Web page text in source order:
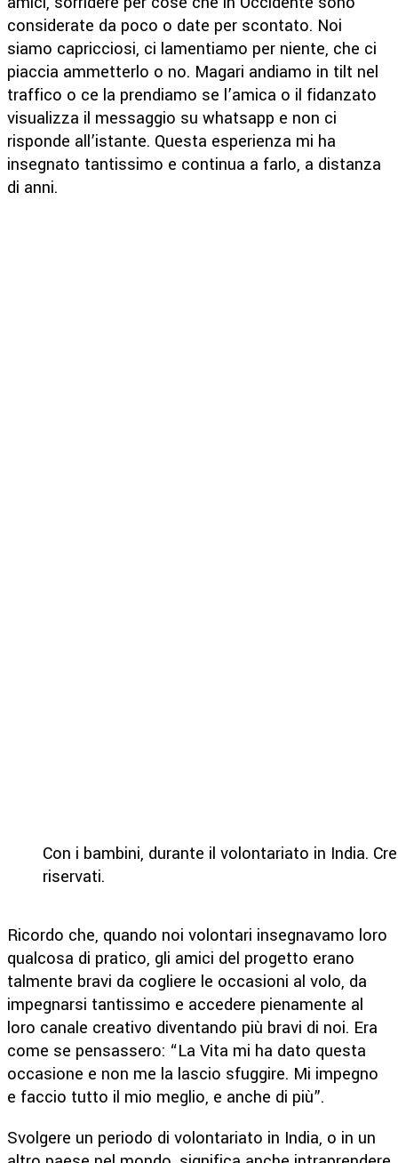
considerate da poco o date per scontato. Noi
siamo capricciosi, ci lamentiamo per niente, che ci
piaccia ammetterlo o no. Magari andiamo in tilt nel
traffico o ce la prendiamo se l’amica o il fidanzato
visualizza il messaggio su whatsapp e non ci
risponde all’istante. Questa esperienza mi ha
insegnato tantissimo e continua a farlo, a distanza
di anni.
Con i bambini, durante il volontariato in India.
riservati.
Ricordo che, quando noi volontari insegnavamo loro
qualcosa di pratico, gli amici del progetto erano
talmente bravi da cogliere le occasioni al volo, da
impegnarsi tantissimo e accedere pienamente al
loro canale creativo diventando più bravi di noi. Era
come se pensassero: “La Vita mi ha dato questa
occasione e non me la lascio sfuggire. Mi impegno
e faccio tutto il mio meglio, e anche di più”.
Svolgere un periodo di volontariato in India, o in un